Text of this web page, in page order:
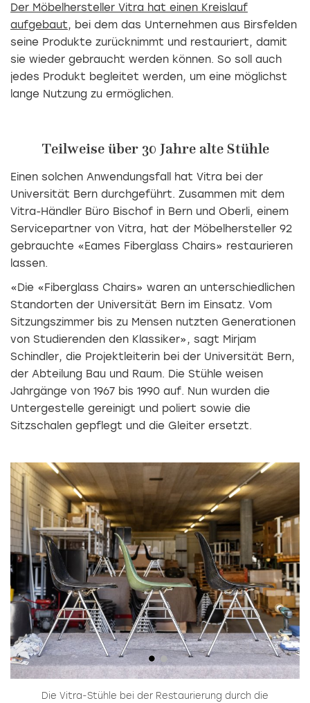
Der Möbelhersteller Vitra hat einen Kreislauf
aufgebaut, bei dem das Unternehmen aus Birsfelden
seine Produkte zurücknimmt und restauriert, damit
sie wieder gebraucht werden können. So soll auch
jedes Produkt begleitet werden, um eine möglichst
lange Nutzung zu ermöglichen.
Teilweise über 30 Jahre alte Stühle
Einen solchen Anwendungsfall hat Vitra bei der
Universität Bern durchgeführt. Zusammen mit dem
Vitra-Händler Büro Bischof in Bern und Oberli, einem
Servicepartner von Vitra, hat der Möbelhersteller 92
gebrauchte «Eames Fiberglass Chairs» restaurieren
lassen.
«Die «Fiberglass Chairs» waren an unterschiedlichen
Standorten der Universität Bern im Einsatz. Vom
Sitzungszimmer bis zu Mensen nutzten Generationen
von Studierenden den Klassiker», sagt Mirjam
Schindler, die Projektleiterin bei der Universität Bern,
der Abteilung Bau und Raum. Die Stühle weisen
Jahrgänge von 1967 bis 1990 auf. Nun wurden die
Untergestelle gereinigt und poliert sowie die
Sitzschalen gepflegt und die Gleiter ersetzt.
Die Vitra-Stühle bei der Restaurierung durch die